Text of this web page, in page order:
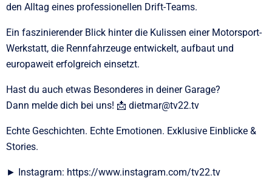
den Alltag eines professionellen Drift-Teams.
Ein faszinierender Blick hinter die Kulissen einer Motorsport-
Werkstatt, die Rennfahrzeuge entwickelt, aufbaut und
europaweit erfolgreich einsetzt.
Hast du auch etwas Besonderes in deiner Garage?
Dann melde dich bei uns! 📩 dietmar@tv22.tv
Echte Geschichten. Echte Emotionen. Exklusive Einblicke &
Stories.
► Instagram: https://www.instagram.com/tv22.tv